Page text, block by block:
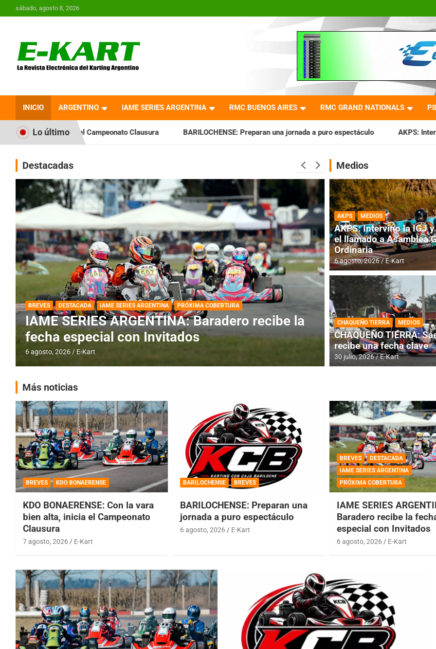
al
sábado, agosto 8, 2026
Revista Electrónica del
Karting en Argentina
INICIO ARGENTINO IAME SERIES ARGENTINA RMC BUENOS AIRES RMC GRAND NATIONALS
Lo último
Clausura BARILOCHENSE: Preparan una jornada a puro espectáculo AKPS: Intervino la IGJ y oficializó
Destacadas
DESTACADA IAME SERIES ARGENTINA
IAME SERIES ARGENTINA: Horarios para la
fecha con Invitados
4 agosto, 2026 E-Kart
DESTACADA INFORME CENTRAL
RMC BUENOS
histórica en
4 agosto, 2026 E-Kart
Medios
AKPS MEDIOS
AKPS: Intervino la IGJ
el llamado a Asamblea
Ordinaria
6 agosto, 2026 E-Kart
CHAQUEÑO TIERRA MEDIOS
CHAQUEÑO TIERRA:
recibe una fecha clave
30 julio, 2026 E-Kart
Más noticias
BREVES KDO BONAERENSE
KDO BONAERENSE: Con la vara
bien alta, inicia el Campeonato
Clausura
7 agosto, 2026 E-Kart
BARILOCHENSE BREVES
BARILOCHENSE: Preparan una
jornada a puro espectáculo
6 agosto, 2026 E-Kart
BREVES
DESTACADA
IAME SERIES ARGENTINA
PRÓXIMA COBERTURA
IAME SERIES
Baradero recibe la
especial con Invitados
6 agosto, 2026 E-Kart